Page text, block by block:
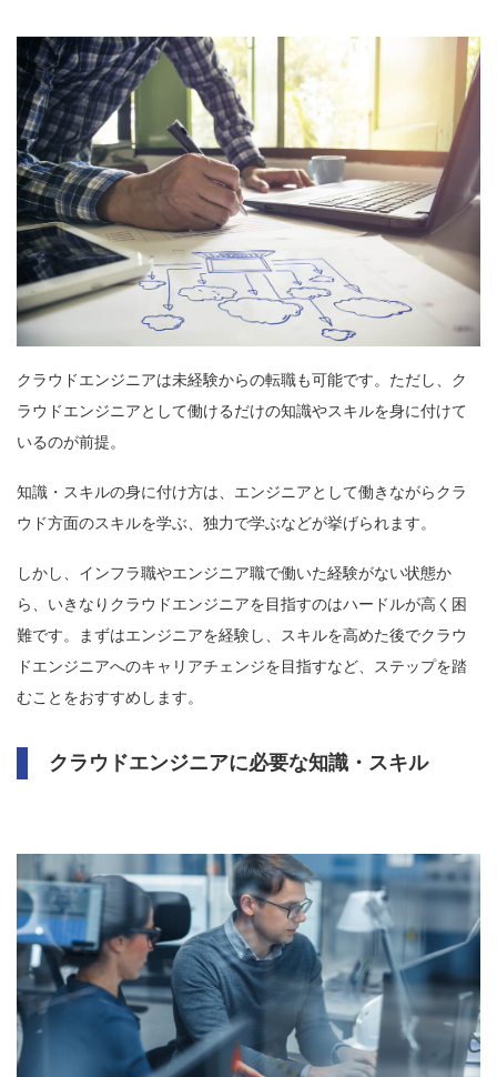
クラウドエンジニアは未経験からの転職も可能です。ただし、ク
ラウドエンジニアとして働けるだけの知識やスキルを身に付けて
いるのが前提。
知識・スキルの身に付け方は、エンジニアとして働きながらクラ
ウド方面のスキルを学ぶ、独力で学ぶなどが挙げられます。
しかし、インフラ職やエンジニア職で働いた経験がない状態か
ら、いきなりクラウドエンジニアを目指すのはハードルが高く困
難です。まずはエンジニアを経験し、スキルを高めた後でクラウ
ドエンジニアへのキャリアチェンジを目指すなど、ステップを踏
むことをおすすめします。
クラウドエンジニアに必要な知識・スキル